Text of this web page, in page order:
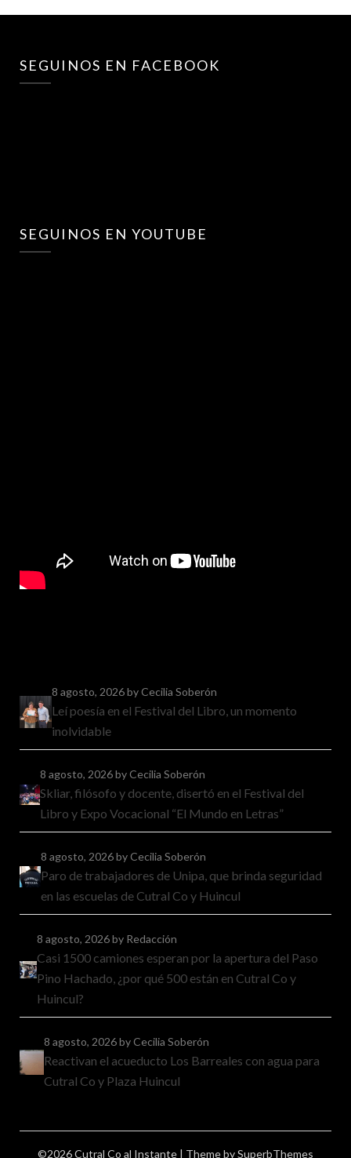
SEGUINOS EN FACEBOOK
SEGUINOS EN YOUTUBE
8 agosto, 2026by Cecilia Soberón
Leí poesía en el Festival del Libro, un momento
inolvidable
8 agosto, 2026by Cecilia Soberón
Skliar, filósofo y docente, disertó en el Festival del
Libro y Expo Vocacional “El Mundo en Letras”
8 agosto, 2026by Cecilia Soberón
Paro de trabajadores de Unipa, que brinda seguridad
en las escuelas de Cutral Co y Huincul
8 agosto, 2026by Redacción
Casi 1500 camiones esperan por la apertura del Paso
Pino Hachado, ¿por qué 500 están en Cutral Co y
Huincul?
8 agosto, 2026by Cecilia Soberón
Reactivan el acueducto Los Barreales con agua para
Cutral Co y Plaza Huincul
©2026 Cutral Co al Instante | Theme bySuperbThemes